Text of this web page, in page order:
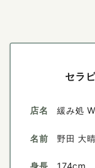
セラ
店名 緩み処
名前 野田 大